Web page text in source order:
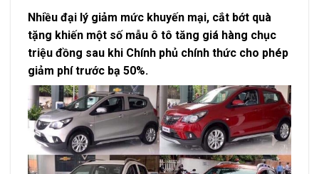
Nhiều đại lý giảm mức khuyến mại, cắt bớt quà
tặng khiến một số mẫu ô tô tăng giá hàng chục
triệu đồng sau khi Chính phủ chính thức cho phép
giảm phí trước bạ 50%.